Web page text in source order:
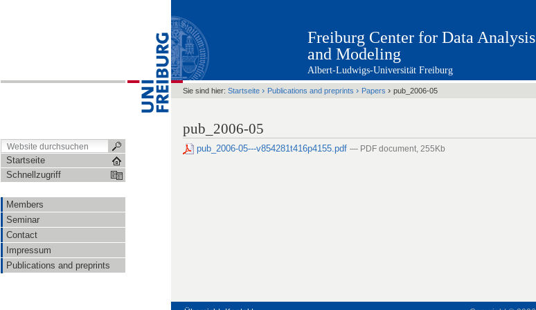
Startseite
Schnellzugriff
Members
Seminar
Contact
Impressum
Publications and preprints
Freiburg Center for Data Analysis
and Modeling
Albert-Ludwigs-Universität Freiburg
Sie sind hier: Startseite › Publications and preprints › Papers › pub_2006-05
pub_2006-05
pub_2006-05---v854281t416p4155.pdf — PDF document, 255Kb